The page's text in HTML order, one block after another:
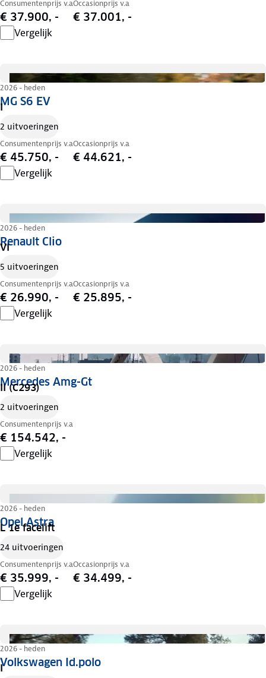
Consumentenprijs v.a
€ 37.900, -
Occasionprijs v.a
€ 37.001, -
Vergelijk
MG S6 EV
2026 - heden
I
2 uitvoeringen
Consumentenprijs v.a
€ 45.750, -
Occasionprijs v.a
€ 44.621, -
Vergelijk
Renault Clio
2026 - heden
VI
5 uitvoeringen
Consumentenprijs v.a
€ 26.990, -
Occasionprijs v.a
€ 25.895, -
Vergelijk
Mercedes Amg-Gt
2026 - heden
II (C293)
2 uitvoeringen
Consumentenprijs v.a
€ 154.542, -
Vergelijk
Opel Astra
2026 - heden
L 1e facelift
24 uitvoeringen
Consumentenprijs v.a
€ 35.999, -
Occasionprijs v.a
€ 34.499, -
Vergelijk
Volkswagen Id.polo
2026 - heden
I